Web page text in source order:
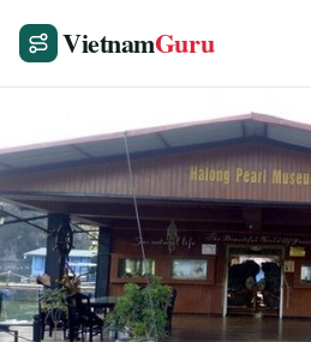
VietnamGuru